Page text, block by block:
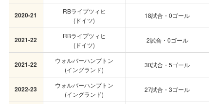
2020-21
RBライプツィヒ
(ドイツ)
18試合・0ゴール
2021-22
RBライプツィヒ
(ドイツ)
2試合・0ゴール
2021-22
ウォルバーハンプトン
(イングランド)
30試合・5ゴール
2022-23
ウォルバーハンプトン
(イングランド)
27試合・3ゴール